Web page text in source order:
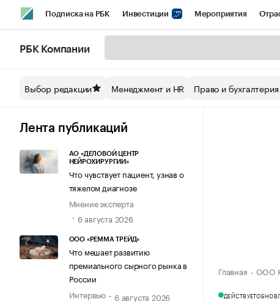
Подписка на РБК Инвестиции Мероприятия
Спецпроекты СПб Конференции СПб Спецпроекты
Технологии и медиа
РБК Компании
Выбор редакции Менеджмент и HR Право и бухгалтерия
Лента публикаций
АО «ДЕЛОВОЙ ЦЕНТР
НЕЙРОХИРУРГИИ»
Что чувствует пациент, узнав о
тяжелом диагнозе
Мнение эксперта
6 августа 2026
ООО «РЕММА ТРЕЙД»
Что мешает развитию
премиального сырного рынка в
России
Интервью
6 августа 2026
Главная ООО
ДЕЙСТВУЕТ